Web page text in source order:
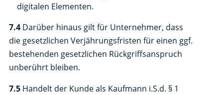
digitalen Elementen.
7.4Darüber hinaus gilt für Unternehmer, dass
die gesetzlichen Verjährungsfristen für einen ggf.
bestehenden gesetzlichen Rückgriffsanspruch
unberührt bleiben.
7.5Handelt der Kunde als Kaufmann i.S.d. § 1